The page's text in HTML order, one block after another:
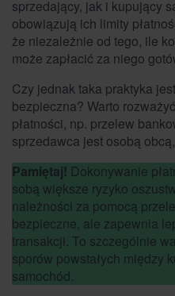
sprzedający, jak i kupujący
obowiązują ich limity
że niezależnie od tego, ile
może zapłacić za niego
Czy jednak taka praktyka
bezpieczna? Warto
płatności, np. przelew
sprzedawca jest osobą
Pamiętaj! Dokonywanie
sobą większe ryzyko
należności za pomocą
bezpieczne, ale zapewnia
transakcji. To szczególnie
sporów powstałych między
samochód.